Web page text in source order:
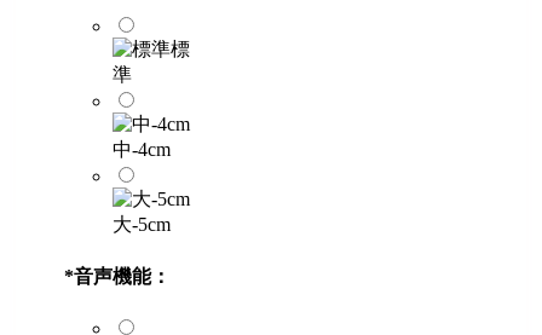
標
準
中-4cm
大-5cm
*音声機能：